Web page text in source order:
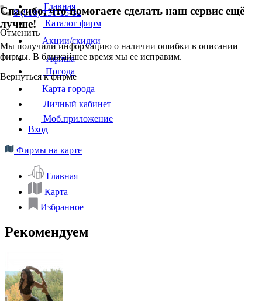
8 (918) 131-15-32
Отменить
Спасибо, что помогаете сделать наш сервис ещё
лучше!
Мы получили информацию о наличии ошибки в описании
фирмы. В ближайшее время мы ее исправим.
Вернуться к фирме
Главная
Каталог фирм
Акции/скидки
Афиша
Погода
Карта города
Личный кабинет
Моб.приложение
Вход
Фирмы на карте
Главная
Карта
Избранное
Рекомендуем